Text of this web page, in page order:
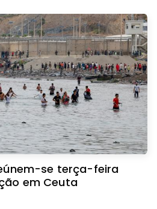
se terça-feira
em Ceuta